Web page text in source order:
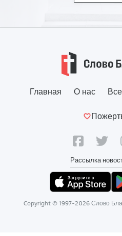
Главная О нас
Рассылка
Copyright © 1997-2026 Слово